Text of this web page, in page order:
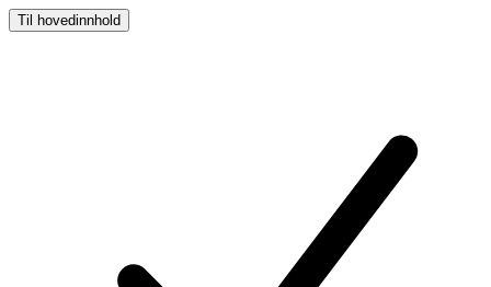
Til hovedinnhold